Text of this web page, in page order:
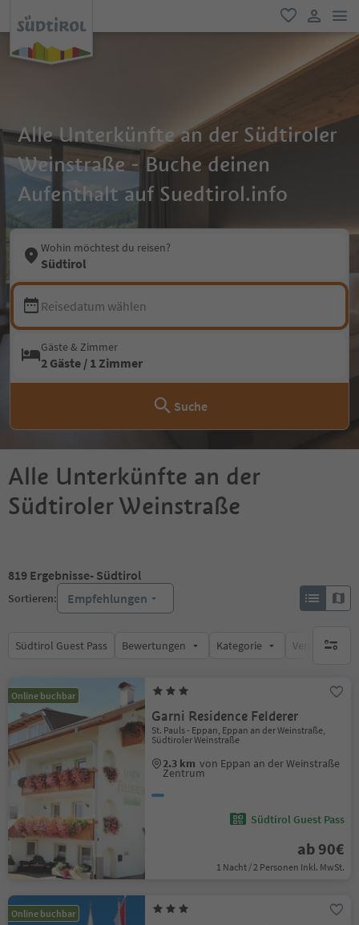
favorit
user link
Alle Unterkünfte an der Südtiroler
Weinstraße - Buche deinen
Aufenthalt auf Suedtirol.info
Wohin möchtest du reisen?
Südtirol
Reisedatum wählen
Gäste & Zimmer
2 Gäste / 1 Zimmer
Suche
Alle Unterkünfte an der
Südtiroler Weinstraße
819 Ergebnisse- Südtirol
Sortieren: Empfehlungen
Südtirol Guest Pass Bewertungen Kategorie keine
Online buchbar
Garni Residence Felderer
St. Pauls - Eppan, Eppan an der Weinstraße,
Südtiroler Weinstraße
2.3 km von Eppan an der Weinstraße
Zentrum
Südtirol Guest Pass
ab 90€
1 Nacht / 2 Personen Inkl. MwSt.
Online buchbar